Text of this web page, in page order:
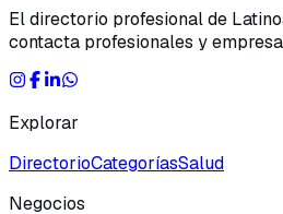
El directorio profesional de
contacta profesionales y
Explorar
DirectorioCategoríasSalud
Negocios